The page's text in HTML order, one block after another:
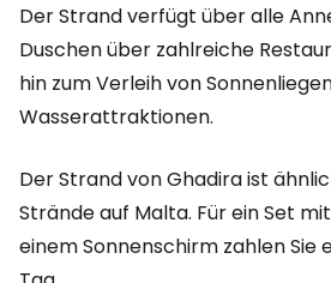
Der Strand verfügt über alle
Duschen über zahlreiche
hin zum Verleih von
Wasserattraktionen.
Der Strand von Ghadira ist
Strände auf Malta. Für ein Set
einem Sonnenschirm zahlen Sie